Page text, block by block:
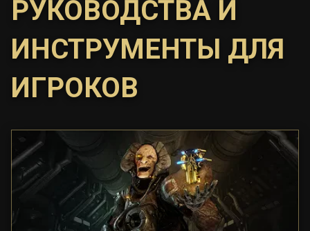
РУКОВОДСТВА И
ИНСТРУМЕНТЫ ДЛЯ
ИГРОКОВ